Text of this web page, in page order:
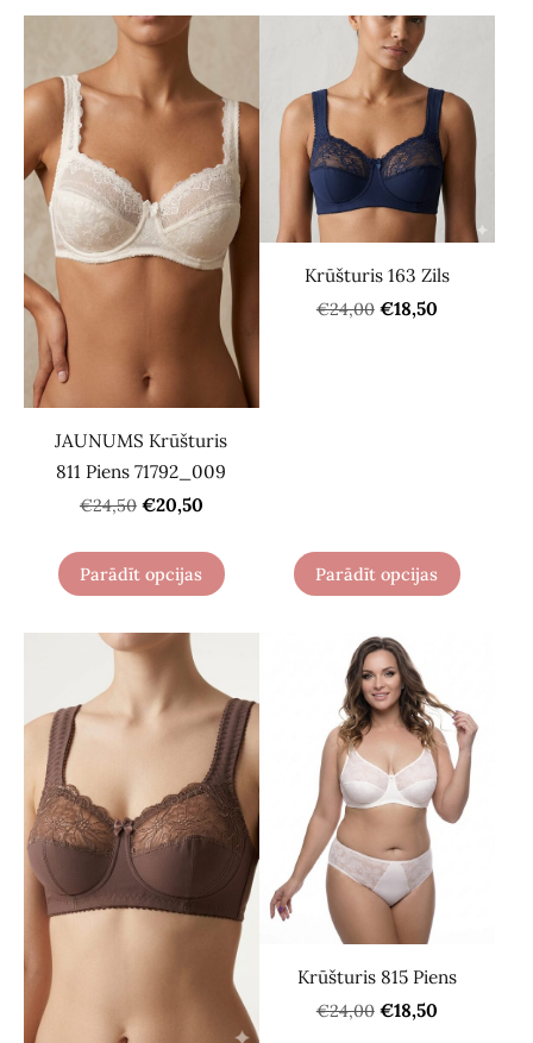
JAUNUMS Krūšturis
811 Piens 71792_009
€24,50 €20,50
Parādīt opcijas
Krūšturis 163 Zils
€24,00 €18,50
Parādīt opcijas
Krūšturis 815 Piens
€24,00 €18,50